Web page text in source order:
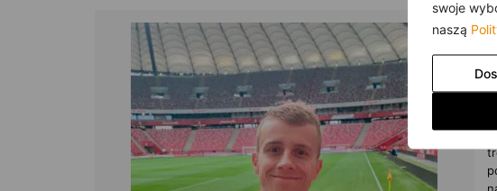
swoje
naszą